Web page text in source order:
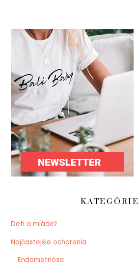
KATEGÓRIE
Deti a mládež
Najčastejšie ochorenia
Endometrióza